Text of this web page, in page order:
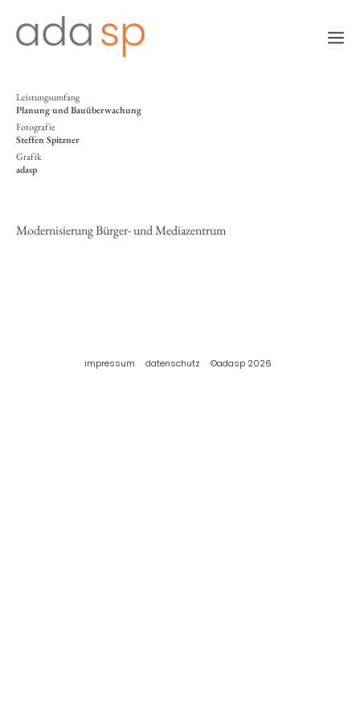
Inhalt
springen
Leistungsumfang
Planung und Bauüberwachung
Fotografie
Steffen Spitzner
Grafik
adasp
Modernisierung Bürger- und Mediazentrum
impressum datenschutz ©adasp 2026